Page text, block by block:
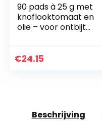
90 pads à 25 g met
knoflooktomaat en
olie – voor ontbijt
€24.15
Beschrijving